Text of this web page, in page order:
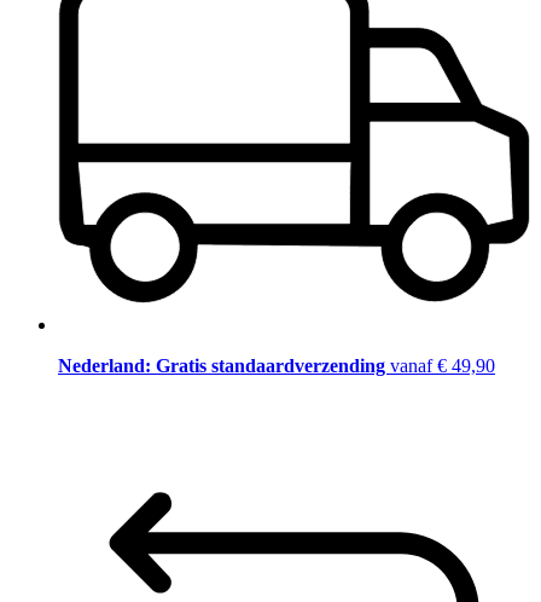
Nederland: Gratis standaardverzending vanaf € 49,90